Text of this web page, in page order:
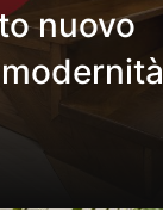
nuovo